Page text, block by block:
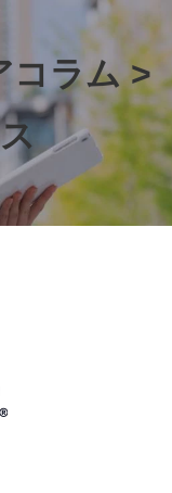
コラム >